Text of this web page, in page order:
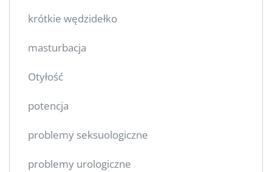
krótkie wędzidełko
masturbacja
Otyłość
potencja
problemy seksuologiczne
problemy urologiczne